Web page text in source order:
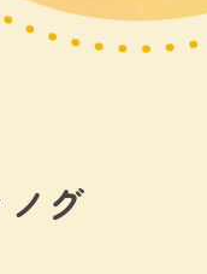
ノグ